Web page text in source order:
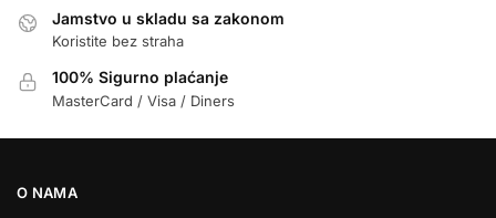
Jamstvo u skladu sa zakonom
Koristite bez straha
100% Sigurno plaćanje
MasterCard / Visa / Diners
O NAMA